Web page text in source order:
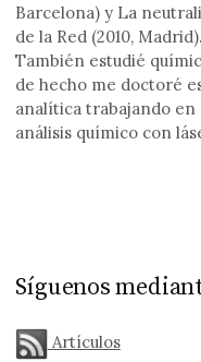
Barcelona) y La
de la Red (2010, Madrid).
También estudié
de hecho me doctoré
analítica trabajando
análisis químico con
Síguenos
Artículos